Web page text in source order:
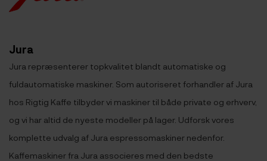
Jura
Jura repræsenterer topkvalitet blandt automatiske og
fuldautomatiske maskiner. Som autoriseret forhandler af Jura
hos Rigtig Kaffe tilbyder vi maskiner til både private og erhverv,
og vi har altid de nyeste modeller på lager. Udforsk vores
komplette udvalg af Jura espressomaskiner nedenfor.
Kaffemaskiner fra Jura associeres med den bedste